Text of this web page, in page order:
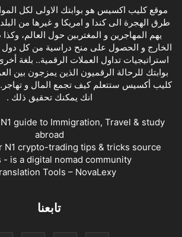
موقع كليب اكسيس هو بوابتك الاولى لكل
طرق الهجرة الى كندا و امريكا و غيرها من
يهم المهاجرين و المغتربين حول العالم،
الخارج و الحصول على منح دراسية من كل دول
استراتيجيات تداول العملات الرقمية.. بلغة
بوابتك للرحالة الرقميون الذين يمزجون بين
كليب أكسيس ستتعلم كيف تجمع المال و
انك يمكنك تحقيق ذلك .
guide to Immigration, Travel & study
abroad
N1 crypto-trading tips & tricks source
- is a digital nomad community
Tools – NovaLexy
تابعنا